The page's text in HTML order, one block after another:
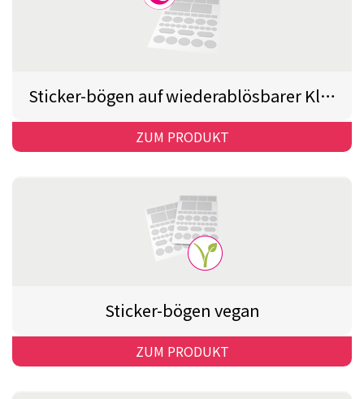
Sticker-bögen auf wiederablösbarer Klebefolie
ZUM PRODUKT
Sticker-bögen vegan
ZUM PRODUKT